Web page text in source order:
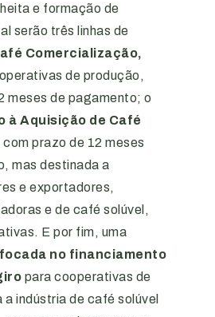
e formação de
serão três linhas de
Comercialização,
de produção,
meses de pagamento; o
à Aquisição de Café
com prazo de 12 meses
mas destinada a
e exportadores,
e de café solúvel,
E por fim, uma
no financiamento
para cooperativas de
a indústria de café solúvel